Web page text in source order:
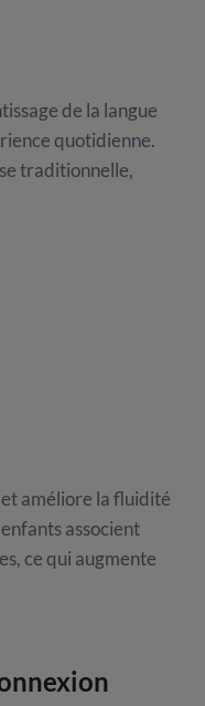
de la langue
quotidienne.
traditionnelle,
améliore la fluidité
associent
ce qui augmente